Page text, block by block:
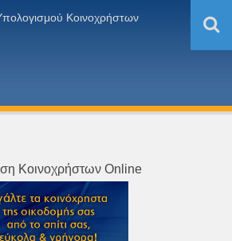
Κοινοχρήστων
Κοινοχρήστων Online